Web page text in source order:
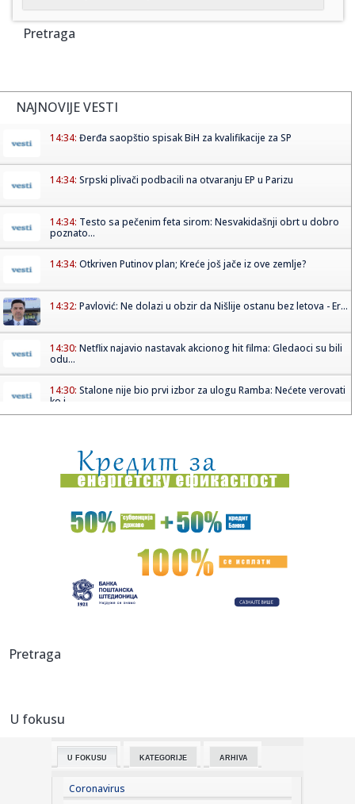
Pretraga
NAJNOVIJE VESTI
14:34: Đerđa saopštio spisak BiH za kvalifikacije za SP
14:34: Srpski plivači podbacili na otvaranju EP u Parizu
14:34: Testo sa pečenim feta sirom: Nesvakidašnji obrt u dobro
poznato...
14:34: Otkriven Putinov plan; Kreće još jače iz ove zemlje?
14:32: Pavlović: Ne dolazi u obzir da Nišlije ostanu bez letova - Er...
14:30: Netflix najavio nastavak akcionog hit filma: Gledaoci su bili
odu...
14:30: Stalone nije bio prvi izbor za ulogu Ramba: Nećete verovati
ko j...
14:27:Uroš Nikolić stigao u Čukarički
14:27:Najbolji kad je najteže – Sinančević u finalu EP!
Uhapšena zbog krađe minđuše - strgnula je baki iz uha
14:25:Svetska tražnja za zlatom raste – tržište vredno 380
manastira Viso...
14:20:
14:18:
Uhapšeni nakon obijanja restorana brze hrane u Novom
Pretraga
U fokusu
U FOKUSU KATEGORIJE ARHIVA
Coronavirus